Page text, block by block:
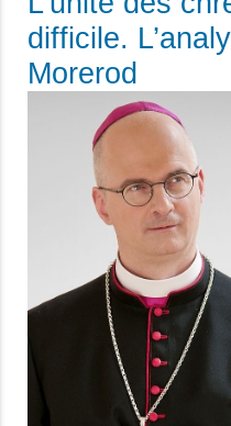
difficile.
Morerod